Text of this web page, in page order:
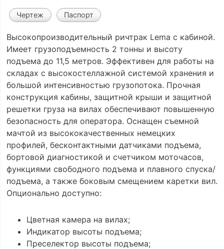
Чертеж Паспорт
Высокопроизводительный ричтрак Lema с кабиной.
Имеет грузоподъемность 2 тонны и высоту
подъема до 11,5 метров. Эффективен для работы на
складах с высокостеллажной системой хранения и
большой интенсивностью грузопотока. Прочная
конструкция кабины, защитной крыши и защитной
решетки груза на вилах обеспечивают повышенную
безопасность для оператора. Оснащен съемной
мачтой из высококачественных немецких
профилей, бесконтактными датчиками подъема,
бортовой диагностикой и счетчиком моточасов,
функциями свободного подъема и плавного спуска/
подъема, а также боковым смещением каретки вил.
Опционально доступно:
Цветная камера на вилах;
Индикатор высоты подъема;
Преселектор высоты подъема;